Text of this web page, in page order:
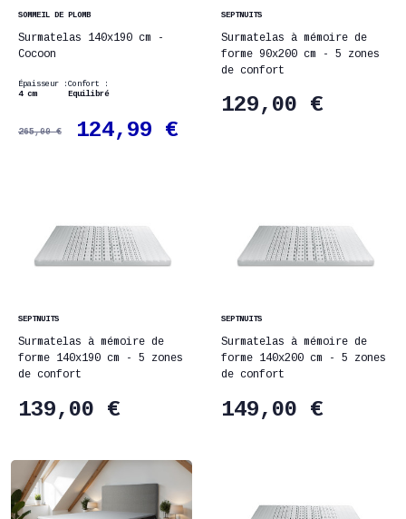
SOMMEIL DE PLOMB
Surmatelas 140x190 cm -
Cocoon
Épaisseur :
4 cm
Confort :
Equilibré
265,00 € 124,99 €
SEPTNUITS
Surmatelas à mémoire de
forme 90x200 cm - 5 zones
de confort
129,00 €
SEPTNUITS
Surmatelas à mémoire de
forme 140x190 cm - 5 zones
de confort
139,00 €
SEPTNUITS
Surmatelas à mémoire de
forme 140x200 cm - 5 zones
de confort
149,00 €